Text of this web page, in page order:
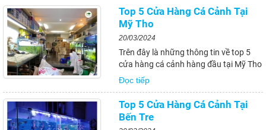
bạn, hãy tham khảo ý kiến của những
người đã từng mua sắm tại đó và...
Top 5 Cửa Hàng Cá Cảnh Tại
Mỹ Tho
20/03/2024
Trên đây là những thông tin về top 5
cửa hàng cá cảnh hàng đầu tại Mỹ Tho
và những điều cần biết khi mua cá
cảnh tại địa phương này. Hi vọng bài
viết sẽ giúp bạn có thêm kiến thức và
lựa chọn được những loại cá cảnh
phù...
Đọc tiếp
Top 5 Cửa Hàng Cá Cảnh Tại
Bến Tre